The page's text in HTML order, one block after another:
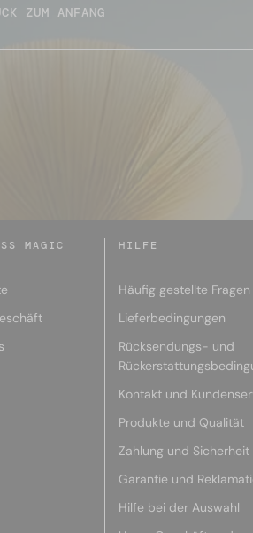
ZUM ANFANG
MAGIC HILFE
Häufig gestellte Fragen
Lieferbedingungen
Rücksendungs- und
Kontakt und
Produkte und Qualität
Zahlung und Sicherheit
Garantie und
Hilfe bei der Auswahl